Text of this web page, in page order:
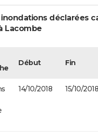
déclarées
Lacombe
Début Fin
14/10/2018 15/10/2018